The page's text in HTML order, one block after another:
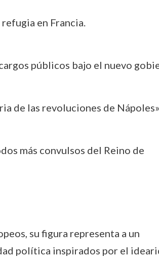
en Francia.
públicos bajo el nuevo
de las revoluciones de
más convulsos del Reino de
su figura representa a un
política inspirados por el